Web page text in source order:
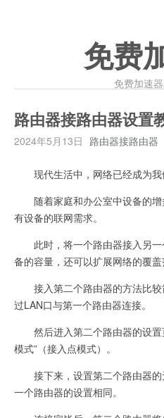
免费
免费加速
路由器接路由器设置
2024年5月13日 路由器接路由器
现代生活中，网络已经成为我
随着家庭和办公室中设备的增
有设备的联网需求。
此时，将一个路由器接入另一
备的容量，还可以扩展网络的覆盖
接入第二个路由器的方法比较
过LAN口与第一个路由器连接。
然后进入第二个路由器的设置
模式”（接入点模式）。
接下来，设置第二个路由器的
一个路由器的设置相同。